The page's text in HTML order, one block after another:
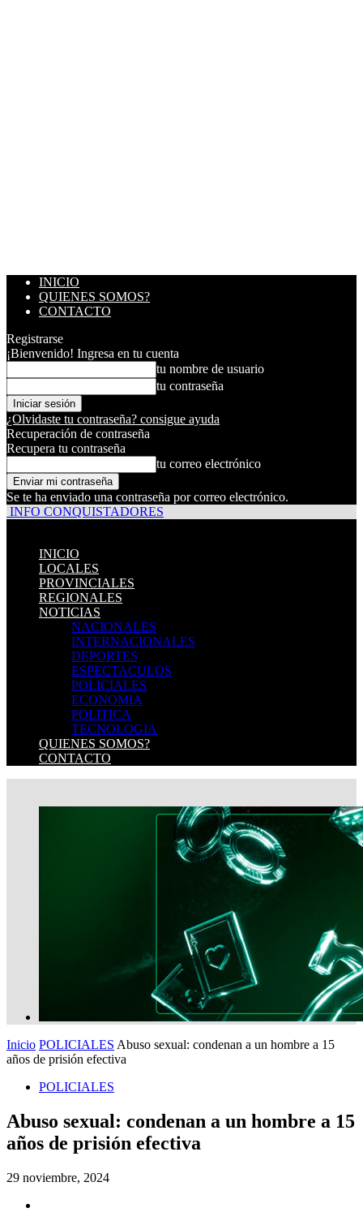
INICIO
QUIENES SOMOS?
CONTACTO
Registrarse
¡Bienvenido! Ingresa en tu cuenta
tu nombre de usuario
tu contraseña
¿Olvidaste tu contraseña? consigue ayuda
Recuperación de contraseña
Recupera tu contraseña
tu correo electrónico
Se te ha enviado una contraseña por correo electrónico.
INFO CONQUISTADORES
INICIO
LOCALES
PROVINCIALES
REGIONALES
NOTICIAS
NACIONALES
INTERNACIONALES
DEPORTES
ESPECTACULOS
POLICIALES
ECONOMIA
POLITICA
TECNOLOGIA
QUIENES SOMOS?
CONTACTO
Inicio POLICIALES Abuso sexual: condenan a un hombre a 15
años de prisión efectiva
POLICIALES
Abuso sexual: condenan a un hombre a 15
años de prisión efectiva
29 noviembre, 2024